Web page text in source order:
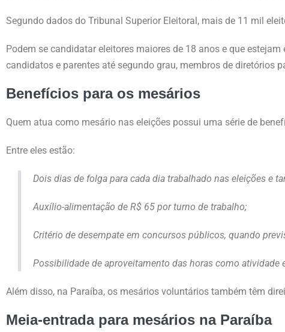
Segundo dados do Tribunal Superior Eleitoral, mais de 11 mil
Podem se candidatar eleitores maiores de 18 anos e que
candidatos e parentes até segundo grau, membros de diretórios
Benefícios para os mesários
Quem atua como mesário nas eleições possui uma série de
Entre eles estão:
Dois dias de folga para cada dia trabalhado nas eleições e
Auxílio-alimentação de R$ 65 por turno de trabalho;
Critério de desempate em concursos públicos, quando
Possibilidade de aproveitamento das horas como atividade
Além disso, na Paraíba, os mesários voluntários também têm
Meia-entrada para mesários na Paraíba